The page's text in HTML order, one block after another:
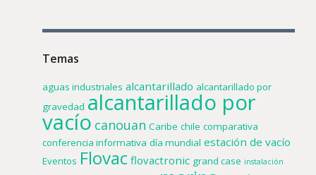
Temas
aguas industriales alcantarillado alcantarillado por
gravedad alcantarillado por
vacío canouan Caribe chile comparativa
conferencia informativa día mundial estación de vacío
Eventos Flovac flovactronic grand case instalación